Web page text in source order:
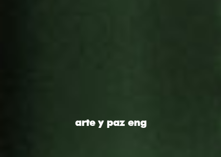
arte y paz eng